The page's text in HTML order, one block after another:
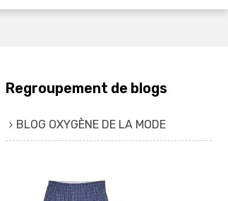
Regroupement de blogs
BLOG OXYGÈNE DE LA MODE